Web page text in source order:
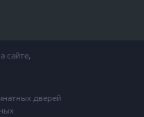
сайте,
дверей